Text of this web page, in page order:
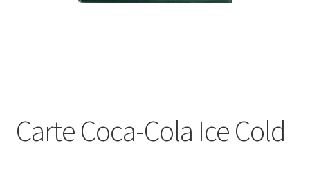
Carte Coca-Cola Ice Cold